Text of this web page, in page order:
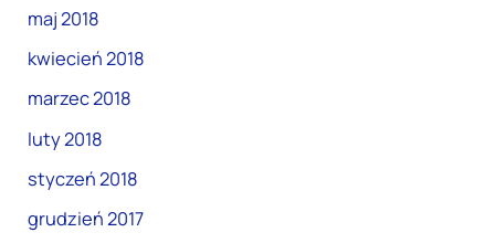
maj 2018
kwiecień 2018
marzec 2018
luty 2018
styczeń 2018
grudzień 2017